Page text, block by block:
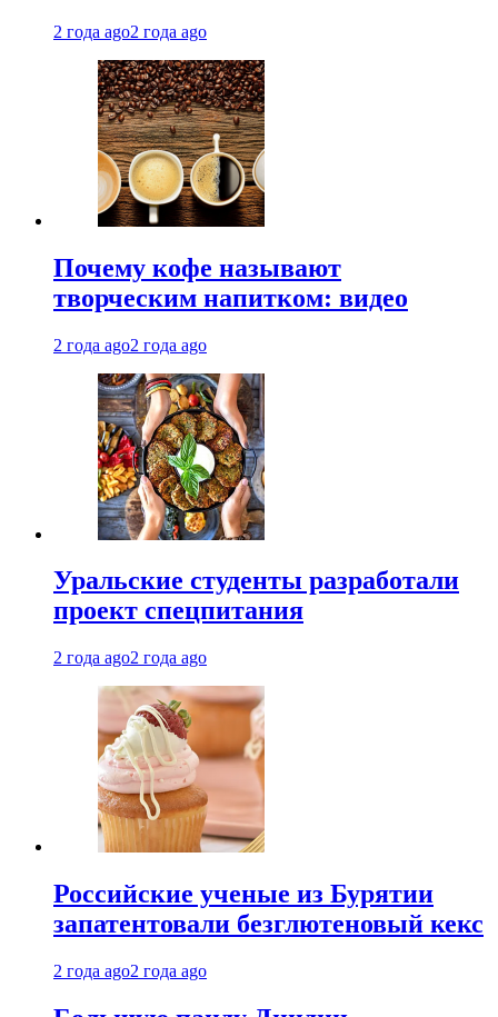
2 года ago2 года ago
Почему кофе называют
творческим напитком: видео
2 года ago2 года ago
Уральские студенты разработали
проект спецпитания
2 года ago2 года ago
Российские ученые из Бурятии
запатентовали безглютеновый кекс
2 года ago2 года ago